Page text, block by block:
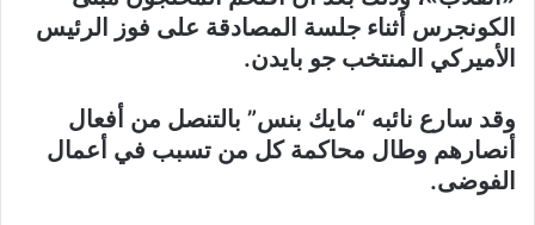
الكونجرس أثناء جلسة المصادقة على فوز الرئيس
الأميركي المنتخب جو بايدن.
وقد سارع نائبه “مايك بنس” بالتنصل من أفعال
أنصارهم وطال محاكمة كل من تسبب في أعمال
الفوضى.